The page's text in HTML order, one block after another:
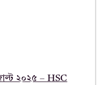
২০২৫ – HSC